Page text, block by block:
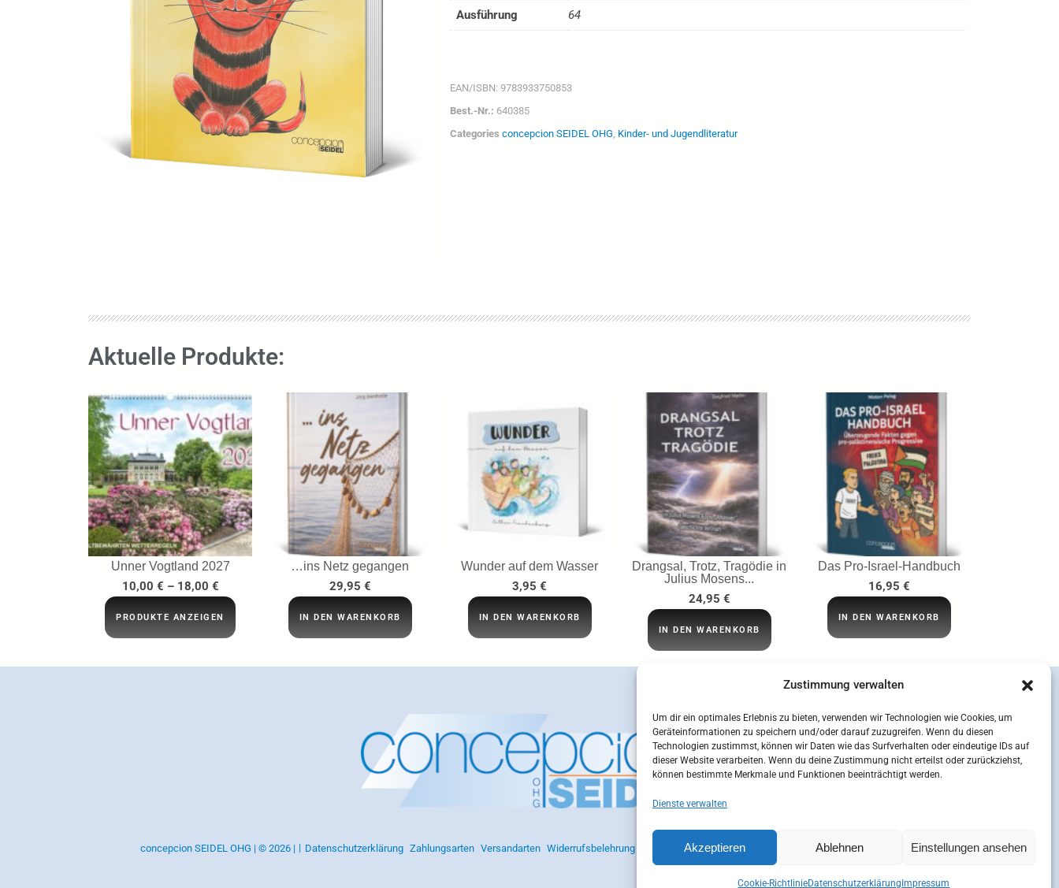
Zustimmung verwalten
Um dir ein optimales Erlebnis zu bieten, verwenden wir Technologien wie Cookies, um
Geräteinformationen zu speichern und/oder darauf zuzugreifen. Wenn du diesen
Technologien zustimmst, können wir Daten wie das Surfverhalten oder eindeutige IDs auf
dieser Website verarbeiten. Wenn du deine Zustimmung nicht erteilst oder zurückziehst,
können bestimmte Merkmale und Funktionen beeinträchtigt werden.
Dienste verwalten
Akzeptieren Ablehnen Einstellungen ansehen
Cookie-RichtlinieDatenschutzerklärung Impressum
Ausführung 64
EAN/ISBN: 9783933750853
Best.-Nr.: 640385
Categories concepcion SEIDEL OHG, Kinder- und Jugendliteratur
Aktuelle Produkte:
Unner Vogtland 2027
10,00 € – 18,00 €
PRODUKTE ANZEIGEN
…ins Netz gegangen
29,95 €
IN DEN WARENKORB
Wunder auf dem Wasser
3,95 €
IN DEN WARENKORB
Drangsal, Trotz, Tragödie in
Julius Mosens...
24,95 €
IN DEN WARENKORB
Das Pro-Israel-Handbuch
16,95 €
IN DEN WARENKORB
concepcion SEIDEL OHG | © 2026 | Datenschutzerklärung Zahlungsarten Versandarten Widerrufsbelehrung Impressum Kontakt Mein Konto Cookie-Richtlinie (EU)